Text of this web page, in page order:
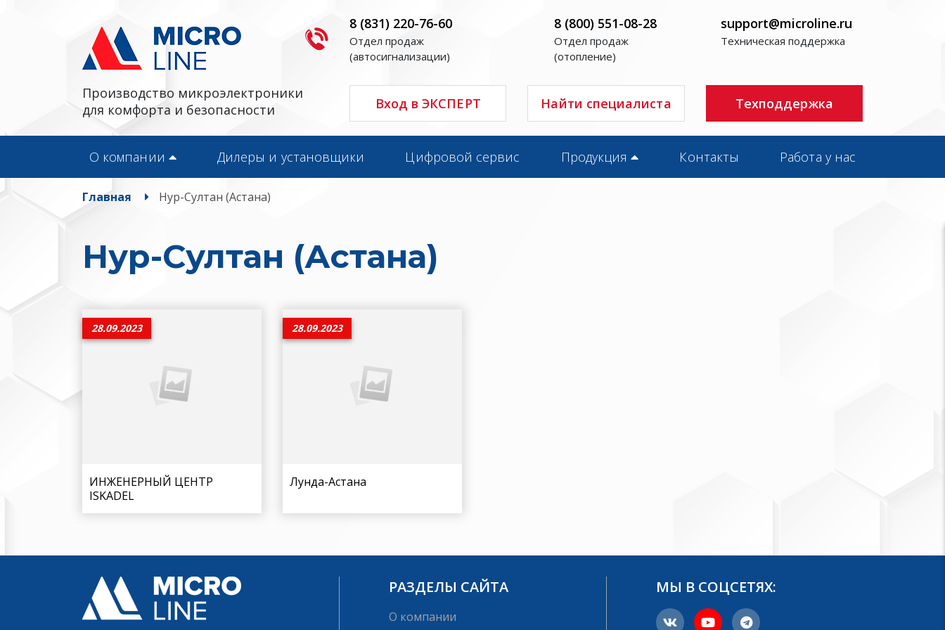
Производство микроэлектроники
для комфорта и безопасности
8 (831) 220-76-60
Отдел продаж
(автосигнализации)
8 (800) 551-08-28
Отдел продаж
(отопление)
support@microline.ru
Техническая поддержка
Вход в ЭКСПЕРТ Найти специалиста Техподдержка
О компании Дилеры и установщики Цифровой сервис Продукция Контакты Работа у нас
Главная Нур-Султан (Астана)
Нур-Султан (Астана)
28.09.2023
ИНЖЕНЕРНЫЙ ЦЕНТР
ISKADEL
28.09.2023
Лунда-Астана
РАЗДЕЛЫ САЙТА
О компании
МЫ В СОЦСЕТЯХ: